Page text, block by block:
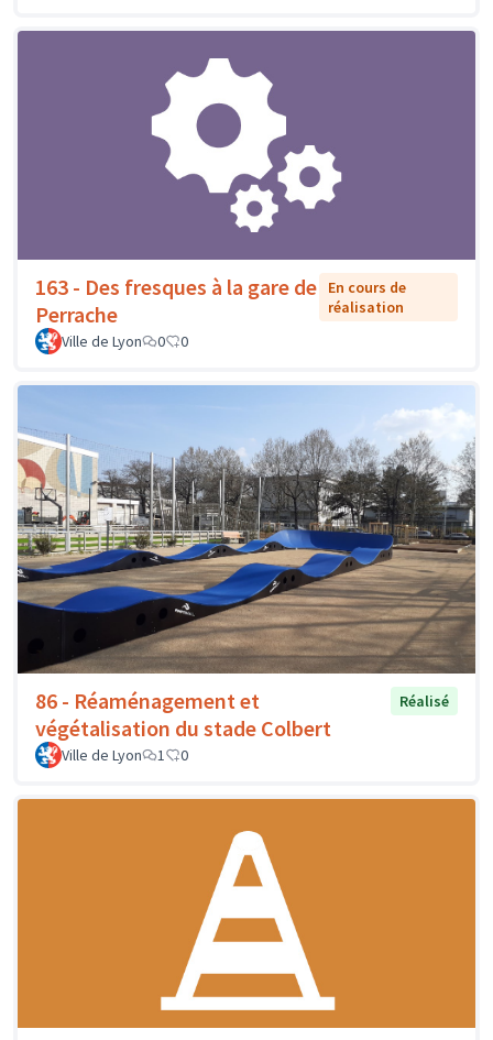
163 - Des fresques à la gare de
Perrache
En cours de
réalisation
Ville de Lyon
0 0
86 - Réaménagement et
végétalisation du stade Colbert
Réalisé
Ville de Lyon 1 0